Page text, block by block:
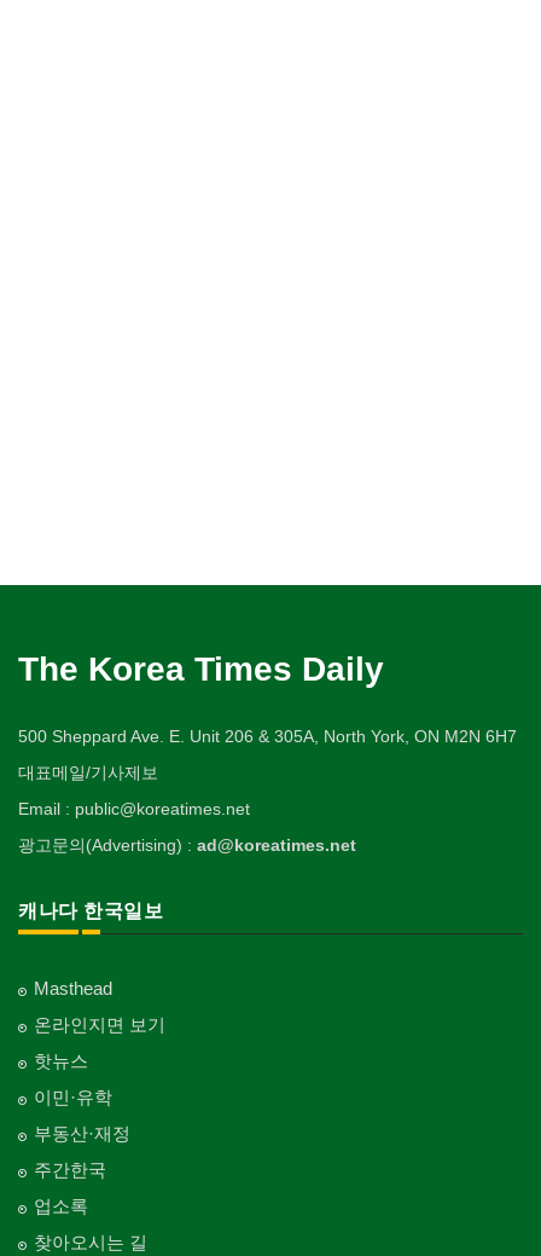
The Korea Times Daily
500 Sheppard Ave. E. Unit 206 & 305A, North York, ON M2N 6H7
대표메일/기사제보
Email : public@koreatimes.net
광고문의(Advertising) : ad@koreatimes.net
캐나다 한국일보
Masthead
온라인지면 보기
핫뉴스
이민·유학
부동산·재정
주간한국
업소록
찾아오시는 길